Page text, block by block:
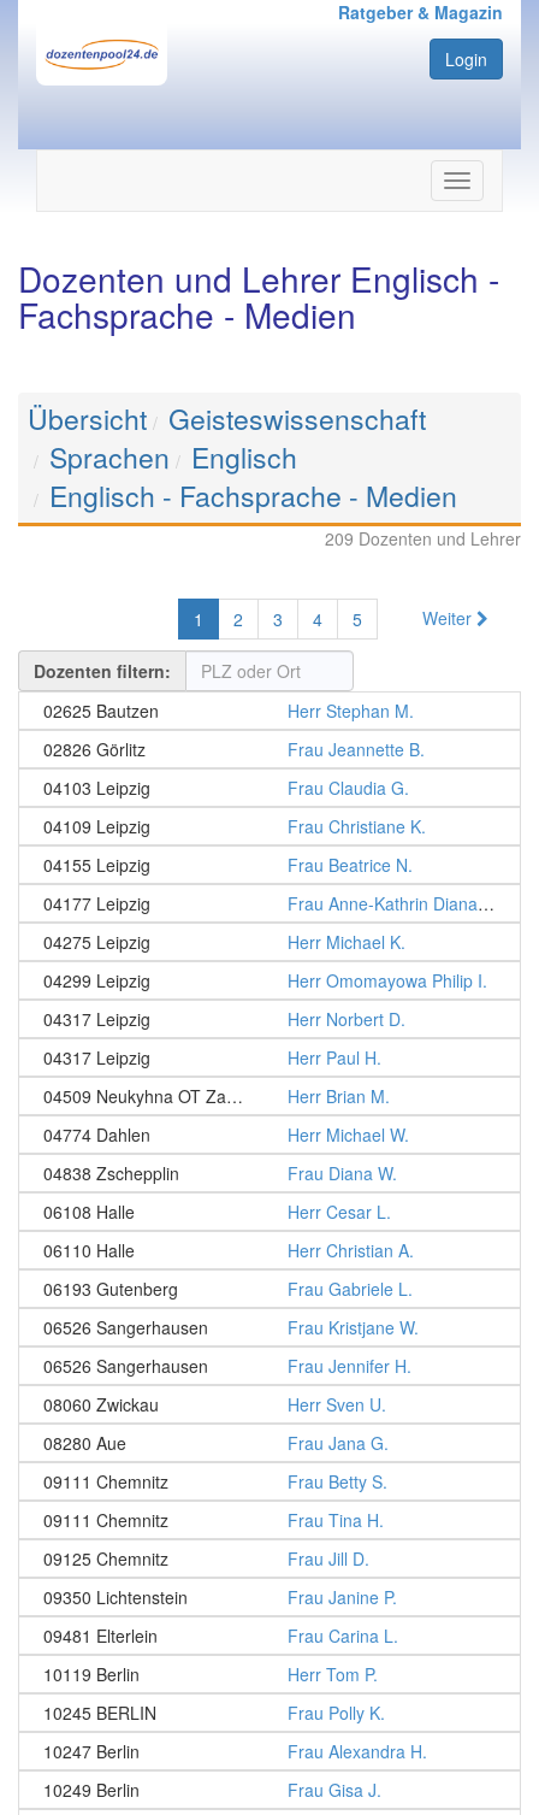
Ratgeber & Magazin
Login
Navigation
ein-/
Dozenten und Lehrer Englisch -
Fachsprache - Medien
Übersicht Geisteswissenschaft
Sprachen
Englisch
Englisch - Fachsprache - Medien
209 Dozenten und Lehrer
1 2 3 4 5 Weiter
Dozenten filtern:
02625 Bautzen
Herr Stephan M.
02826 Görlitz
Frau Jeannette B.
04103 Leipzig
Frau Claudia G.
04109 Leipzig
Frau Christiane K.
04155 Leipzig
Frau Beatrice N.
04177 Leipzig
Frau Anne-Kathrin Diana E.
04275 Leipzig
Herr Michael K.
04299 Leipzig
Herr Omomayowa Philip I.
04317 Leipzig
Herr Norbert D.
04317 Leipzig
Herr Paul H.
04509 Neukyhna OT Zaasch
Herr Brian M.
04774 Dahlen
Herr Michael W.
04838 Zschepplin
Frau Diana W.
06108 Halle
Herr Cesar L.
06110 Halle
Herr Christian A.
06193 Gutenberg
Frau Gabriele L.
06526 Sangerhausen
Frau Kristjane W.
06526 Sangerhausen
Frau Jennifer H.
08060 Zwickau
Herr Sven U.
08280 Aue
Frau Jana G.
09111 Chemnitz
Frau Betty S.
09111 Chemnitz
Frau Tina H.
09125 Chemnitz
Frau Jill D.
09350 Lichtenstein
Frau Janine P.
09481 Elterlein
Frau Carina L.
10119 Berlin
Herr Tom P.
10245 BERLIN
Frau Polly K.
10247 Berlin
Frau Alexandra H.
10249 Berlin
Frau Gisa J.